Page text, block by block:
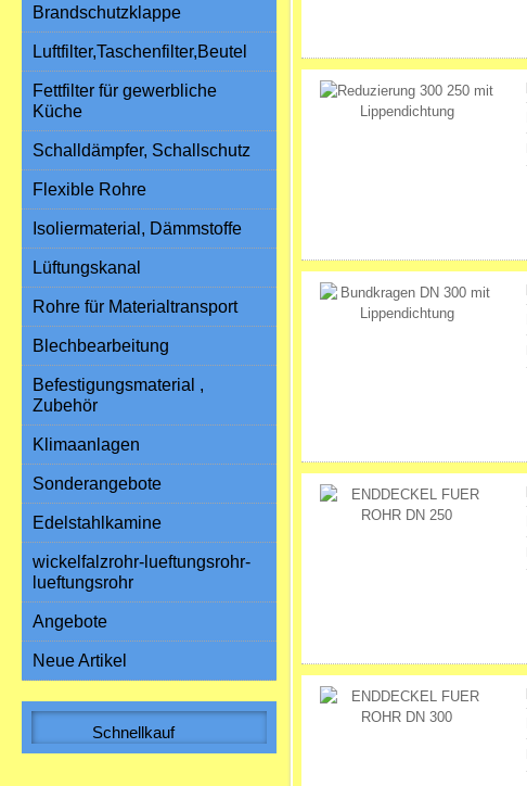
Brandschutzklappe
Luftfilter,Taschenfilter,Beutel
Fettfilter für gewerbliche
Küche
Schalldämpfer, Schallschutz
Flexible Rohre
Isoliermaterial, Dämmstoffe
Lüftungskanal
Rohre für Materialtransport
Blechbearbeitung
Befestigungsmaterial ,
Zubehör
Klimaanlagen
Sonderangebote
Edelstahlkamine
wickelfalzrohr-lueftungsrohr-
lueftungsrohr
Angebote
Neue Artikel
Schnellkauf